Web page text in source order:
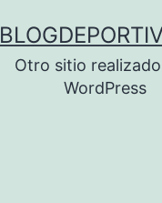
Otro sitio
WordPress